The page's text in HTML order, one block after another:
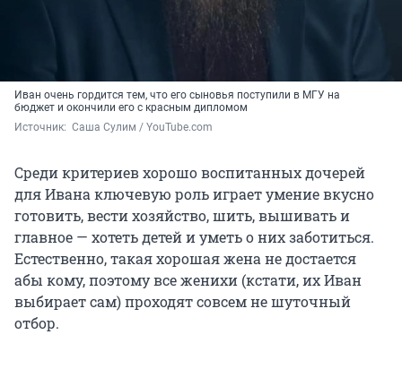
Иван очень гордится тем, что его сыновья поступили в МГУ на
бюджет и окончили его с красным дипломом
Источник: Саша Сулим / YouTube.com
Среди критериев хорошо воспитанных дочерей
для Ивана ключевую роль играет умение вкусно
готовить, вести хозяйство, шить, вышивать и
главное — хотеть детей и уметь о них заботиться.
Естественно, такая хорошая жена не достается
абы кому, поэтому все женихи (кстати, их Иван
выбирает сам) проходят совсем не шуточный
отбор.